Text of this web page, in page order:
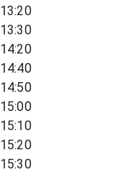
13:20
13:30
14:20
14:40
14:50
15:00
15:10
15:20
15:30